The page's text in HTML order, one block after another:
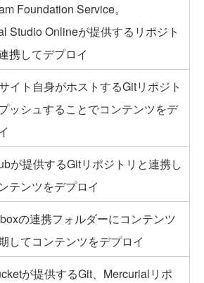
Foundation Service。
Studio Onlineが提供するリポジト
携してデプロイ
イト自身がホストするGitリポジト
ッシュすることでコンテンツをデ
が提供するGitリポジトリと連携し
テンツをデプロイ
の連携フォルダーにコンテンツ
してコンテンツをデプロイ
が提供するGit、Mercurialリポ